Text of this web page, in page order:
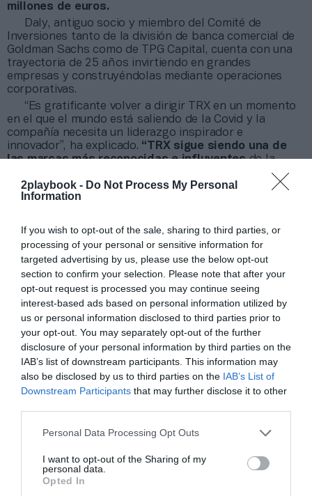
2playbook - Do Not Process My Personal
Information
If you wish to opt-out of the sale, sharing to third parties, or
processing of your personal or sensitive information for
targeted advertising by us, please use the below opt-out
section to confirm your selection. Please note that after your
opt-out request is processed you may continue seeing
interest-based ads based on personal information utilized by
us or personal information disclosed to third parties prior to
your opt-out. You may separately opt-out of the further
disclosure of your personal information by third parties on the
IAB’s list of downstream participants. This information may
also be disclosed by us to third parties on the IAB’s List of
Downstream Participants that may further disclose it to other
Personal Data Processing Opt Outs
I want to opt-out of the Sharing of my
personal data.
Opted In
Índex2P
millones de euros.
Daly, antiguo socio y miembro del Comité de
Inversiones tanto de la división de banca comercial de
Goldman Sachs como de TPG Capital, cuenta con una
trayectoria de 25 años invirtiendo en grandes
empresas y construyéndolas mediante operaciones
corporativas.
“Es gratificante volver a dirigir TRX en un momento
en el que el mundo está saliendo de la Covid y la
compañía necesita un liderazgo inspirador e
innovador”, ha explicado. “TRX sigue siendo una de
las marcas más reconocidas e influyentesde la
industria del fitness a nivel mundial, y bajo un nuevo y
experimentado equipo de gestión, la marca se
posicionará como firma fiable”.
Añadir2Playbookcomo fuente preferida de Google
de forma gratuita
Mantente informado con las últimas noticias de actualidad.
ACTIVAR AHORA
Compartir
Imprimir
Publicidad